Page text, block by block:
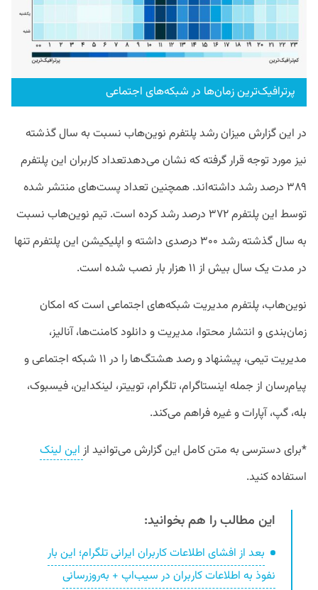
پرترافیک‌ترین زمان‌ها در شبکه‌های اجتماعی
در این گزارش میزان رشد پلتفرم نوین‌هاب نسبت به سال گذشته
نیز مورد توجه قرار گرفته که نشان می‌دهدتعداد کاربران این پلتفرم
۳۸۹ درصد رشد داشته‌اند. همچنین تعداد پست‌های منتشر شده
توسط این پلتفرم ۳۷۲ درصد رشد کرده است. تیم نوین‌هاب نسبت
به سال گذشته رشد ۳۰۰ درصدی داشته و اپلیکیشن این پلتفرم تنها
در مدت یک سال بیش از ۱۱ هزار بار نصب شده است.
نوین‌هاب، پلتفرم مدیریت شبکه‌های اجتماعی است که امکان
زمان‌بندی و انتشار محتوا، مدیریت و دانلود کامنت‌ها، آنالیز،
مدیریت تیمی، پیشنهاد و رصد هشتگ‌ها را در ۱۱ شبکه اجتماعی و
پیام‌رسان از جمله اینستاگرام، تلگرام، توییتر، لینکداین، فیسبوک،
بله، گپ، آپارات و غیره فراهم می‌کند.
*برای دسترسی به متن کامل این گزارش می‌توانید از این لینک
استفاده کنید.
این مطالب را هم بخوانید:
بعد از افشای اطلاعات کاربران ایرانی تلگرام؛ این بار
نفوذ به اطلاعات کاربران در سیب‌اپ + به‌روزرسانی